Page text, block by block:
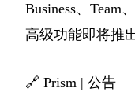
Business、Team
高级功能即将推出
🔗 Prism | 公告